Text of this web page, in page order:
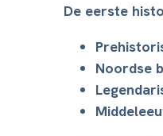
De eerste
Noordse